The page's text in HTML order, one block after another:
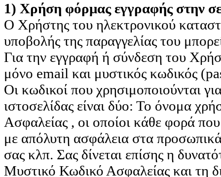
1) Χρήση φόρμας εγγραφής στην
Ο Χρήστης του ηλεκτρονικού
υποβολής της παραγγελίας του
Για την εγγραφή ή σύνδεση του
μόνο email και μυστικός κωδικός
Οι κωδικοί που χρησιμοποιούνται
ιστοσελίδας είναι δύο: Το όνομα
Ασφαλείας , οι οποίοι κάθε φορά
με απόλυτη ασφάλεια στα
σας κλπ. Σας δίνεται επίσης η
Μυστικό Κωδικό Ασφαλείας και τη